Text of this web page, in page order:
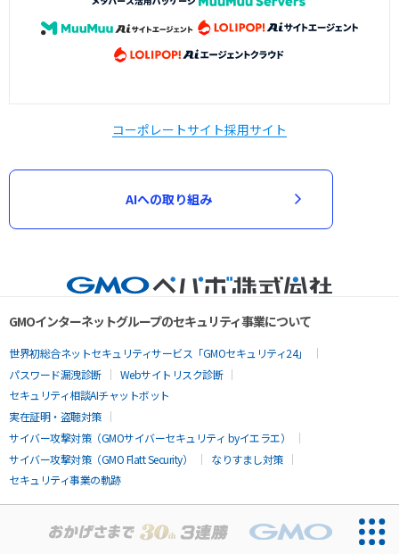
コーポレートサイト採用サイト
AIへの取り組み
GMOインターネットグループのセキュリティ事業について
世界初総合ネットセキュリティサービス「GMOセキュリティ24」
パスワード漏洩診断
Webサイトリスク診断
セキュリティ相談AIチャットボット
実在証明・盗聴対策
サイバー攻撃対策（GMOサイバーセキュリティ byイエラエ）
サイバー攻撃対策（GMO Flatt Security）
なりすまし対策
セキュリティ事業の軌跡